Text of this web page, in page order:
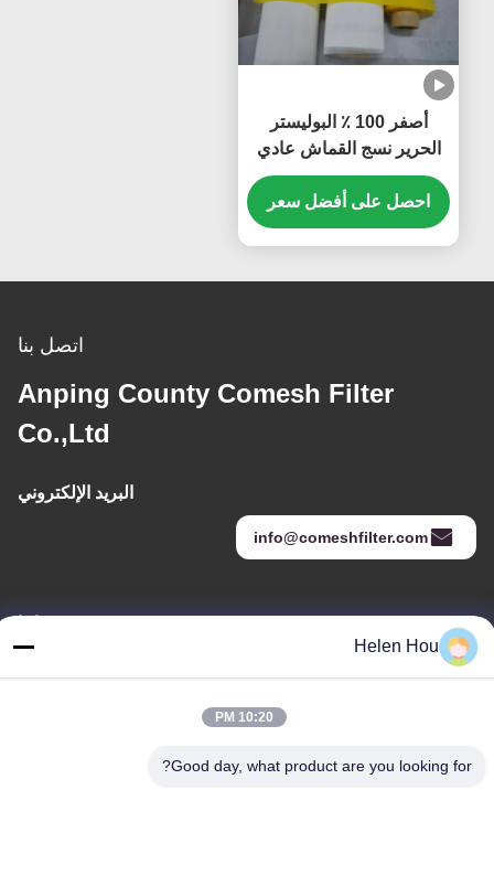
أصفر 100 ٪ البوليستر
الحرير نسج القماش عادي
نسج مع 1.15-3.6m العرض
احصل على أفضل سعر
اتصل بنا
Anping County Comesh Filter
Co.,Ltd
البريد الإلكتروني
info@comeshfilter.com
عنواننا
العنوان
Helen Hou
10:20 PM
Good day, what product are you looking for?